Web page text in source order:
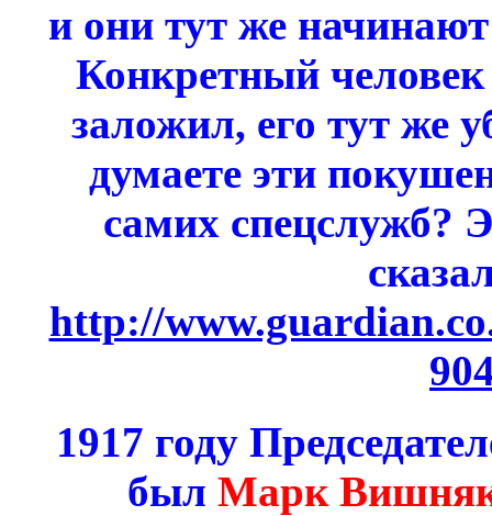
и они тут же
Конкретный
заложил, его тут же
думаете эти
самих спецслужб?
http://
1917 году
был Марк